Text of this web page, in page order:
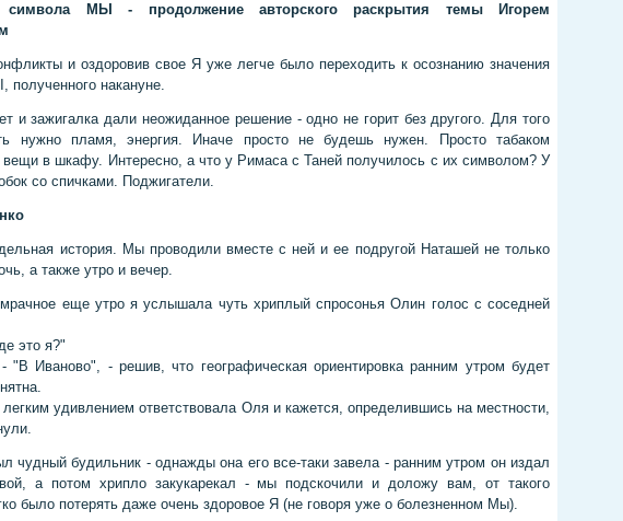
символа МЫ - продолжение авторского раскрытия темы Игорем
и оздоровив свое Я уже легче было переходить к осознанию значения
накануне.
и зажигалка дали неожиданное решение - одно не горит без другого. Для того
нужно пламя, энергия. Иначе просто не будешь нужен. Просто табаком
вещи в шкафу. Интересно, а что у Римаса с Таней получилось с их символом? У
со спичками. Поджигатели.
история. Мы проводили вместе с ней и ее подругой Наташей не только
а также утро и вечер.
еще утро я услышала чуть хриплый спросонья Олин голос с соседней
это я?"
"В Иваново", - решив, что географическая ориентировка ранним утром будет
удивлением ответствовала Оля и кажется, определившись на местности,
чудный будильник - однажды она его все-таки завела - ранним утром он издал
а потом хрипло закукарекал - мы подскочили и доложу вам, от такого
было потерять даже очень здоровое Я (не говоря уже о болезненном Мы).